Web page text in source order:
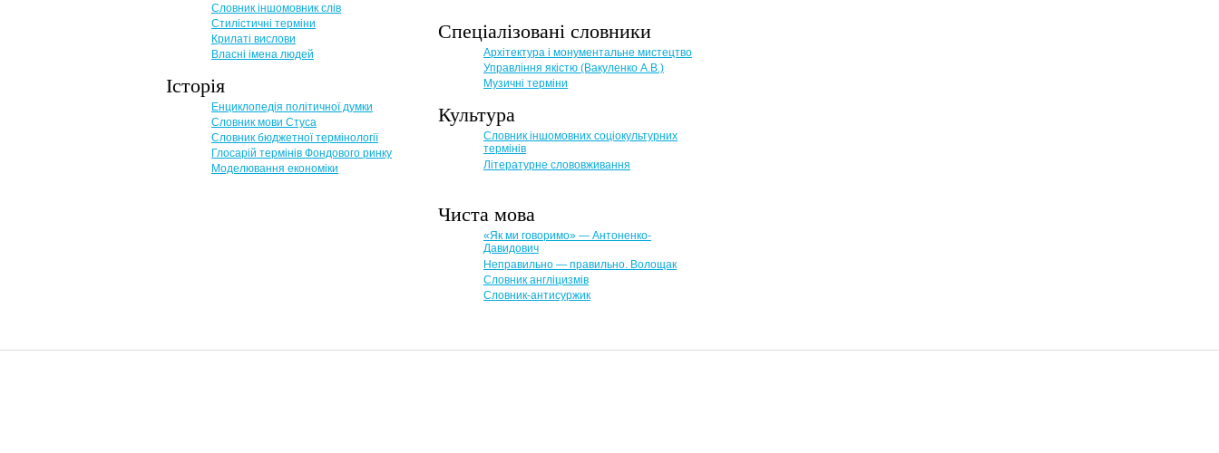
Словник іншомовник слів
Стилістичні терміни
Крилаті вислови
Власні імена людей
Історія
Енциклопедія політичної думки
Словник мови Стуса
Словник бюджетної термінології
Глосарій термінів Фондового ринку
Моделювання економіки
Спеціалізовані словники
Архітектура і монументальне мистецтво
Управління якістю (Вакуленко А.В.)
Музичні терміни
Культура
Словник іншомовних соціокультурних
термінів
Літературне слововживання
Чиста мова
«Як ми говоримо» — Антоненко-
Давидович
Неправильно — правильно. Волощак
Словник англіцизмів
Словник-антисуржик